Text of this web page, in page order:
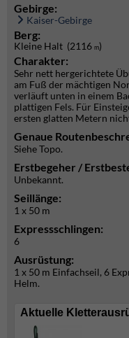
Gebirge:
Kaiser-Gebirge
Berg:
Kleine Halt (2116 m)
Charakter:
Sehr nett hergerichtete
am Fuß der mächtigen
verläuft unten in einem
plattigen Fels. Für
ersten glatten Metern
Genaue
Siehe Topo.
Erstbegeher /
Unbekannt.
Seillänge:
1 x 50 m
Expressschlingen:
6
Ausrüstung:
1 x 50 m Einfachseil, 6
Helm.
Aktuelle